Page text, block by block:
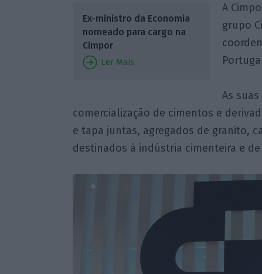
Ex-ministro da Economia
nomeado para cargo na
Cimpor
Ler Mais
A
grupo
As
comercialização de cimentos e
e tapa juntas, agregados de granito,
destinados à indústria cimenteira e de